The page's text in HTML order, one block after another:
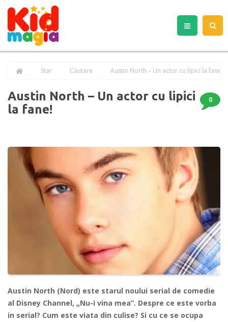
Star Căutare Austin North – Un actor cu lipici la fane!
Austin North – Un actor cu lipici
la fane!
0
Austin North (Nord) este starul noului serial de comedie
al Disney Channel, „Nu-i vina mea”. Despre ce este vorba
in serial? Cum este viata din culise? Si cu ce se ocupa